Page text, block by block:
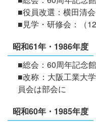
■役員改選：横田清
■見学・研修会：（
昭和61年・1986年度
■総会：60周年記念
■改称：大阪工業大
員会は部会に
昭和60年・1985年度